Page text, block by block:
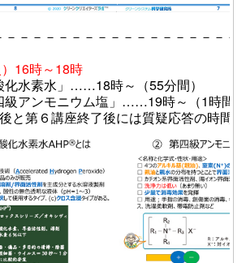
－－－－－－－－－－－－－－－－－
16時～18時
化水素水」……18時～（55分間）
級アンモニウム塩」……19時～（1時間
と第６講座終了後には質疑応答の時間